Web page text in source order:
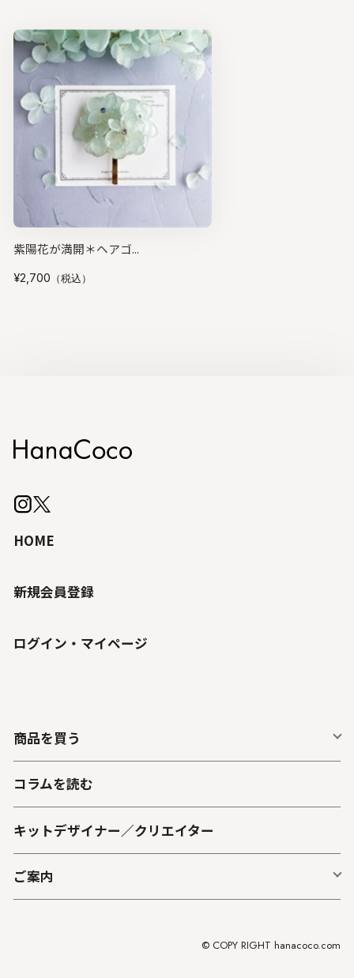
紫陽花が満開＊ヘアゴ...
¥2,700 （税込）
HOME
新規会員登録
ログイン・マイページ
商品を買う
コラムを読む
キットデザイナー／クリエイター
ご案内
© COPY RIGHT hanacoco.com